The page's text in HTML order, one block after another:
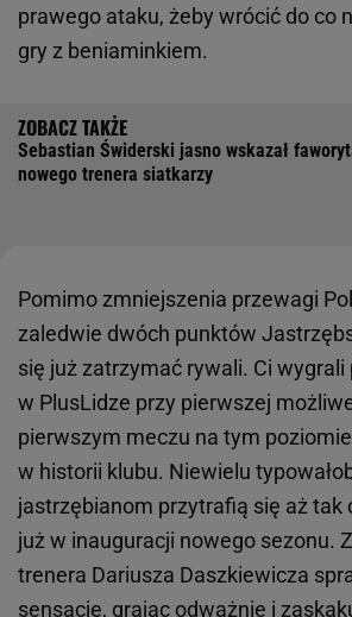
prawego ataku, żeby wrócić do co
gry z beniaminkiem.
Sebastian Świderski jasno wskazał
nowego trenera siatkarzy
Pomimo zmniejszenia przewagi
zaledwie dwóch punktów
się już zatrzymać rywali. Ci
w PlusLidze przy pierwszej
pierwszym meczu na tym
w historii klubu. Niewielu
jastrzębianom przytrafią się aż tak
już w inauguracji nowego sezonu.
trenera Dariusza Daszkiewicza
sensację, grając odważnie i